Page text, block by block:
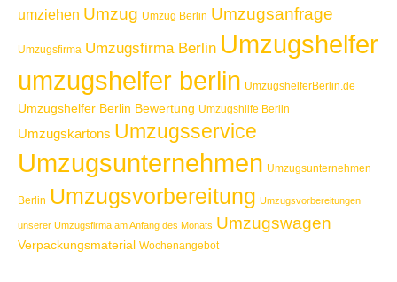
umziehen Umzug Umzug Berlin Umzugsanfrage
Umzugsfirma Umzugsfirma Berlin Umzugshelfer
umzugshelfer berlin UmzugshelferBerlin.de
Umzugshelfer Berlin Bewertung Umzugshilfe Berlin
Umzugskartons Umzugsservice
Umzugsunternehmen Umzugsunternehmen
Berlin Umzugsvorbereitung Umzugsvorbereitungen
unserer Umzugsfirma am Anfang des Monats Umzugswagen
Verpackungsmaterial Wochenangebot